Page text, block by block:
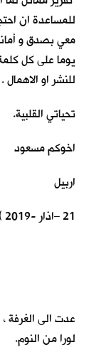
للمساعدة ان
معي بصدق و
يوما على كل
للنشر او الاهمال .
تحياتي القلبية.
اخوكم مسعود
اربيل
21 –اذار -2019 ))
عدت الى
لورا من النوم.